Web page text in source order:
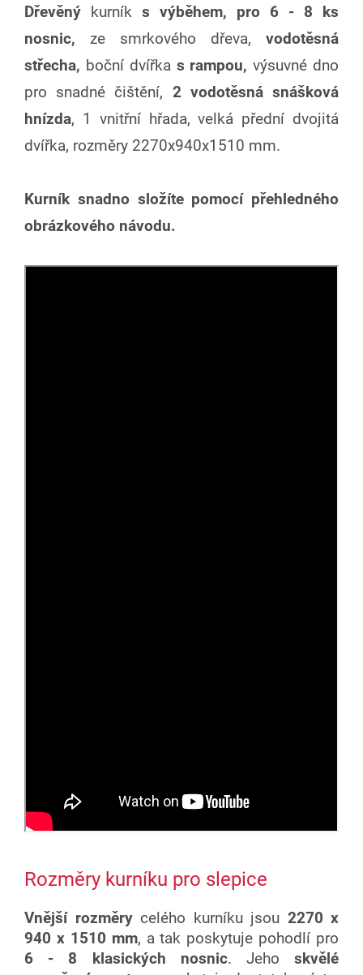
Dřevěný kurník s výběhem,
pro 6 - 8 ks
nosnic, ze smrkového dřeva, vodotěsná
střecha, boční dvířka s rampou, výsuvné dno
pro snadné čištění, 2 vodotěsná snášková
hnízda, 1 vnitřní hřada, velká přední dvojitá
dvířka, rozměry 2270x940x1510 mm.
Kurník snadno složíte pomocí přehledného
obrázkového návodu.
Rozměry kurníku pro slepice
Vnější rozměrycelého kurníku jsou 2270 x
940 x 1510 mm, a tak poskytuje pohodlí pro
6 - 8 klasických nosnic. Jehoskvělé